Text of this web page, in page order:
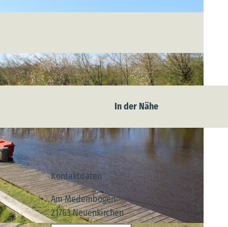
In der Nähe
Kontaktdaten
Am Medembogen
21763Neuenkirchen